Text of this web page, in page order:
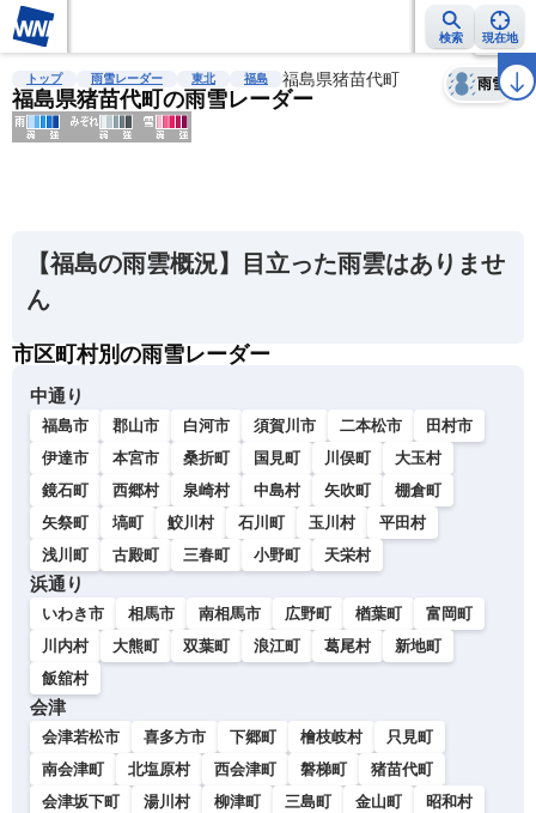
検索 現在地
雨雲レーダー 台風情報 地震情報 警報・注意報 2週間天気 ラ
トップ 雨雪レーダー 東北 福島 福島県猪苗代町
福島県猪苗代町の雨雪レーダー
雨雪
天気 台風
【福島の雨雲概況】目立った雨雲はありませ
ん
市区町村別の雨雪レーダー
中通り
福島市 郡山市 白河市 須賀川市 二本松市
田村市
伊達市
本宮市 桑折町 国見町 川俣町
大玉村
鏡石町
西郷村 泉崎村 中島村 矢吹町
棚倉町
矢祭町
塙町 鮫川村 石川町 玉川村
平田村
浅川町
古殿町 三春町 小野町 天栄村
浜通り
いわき市 相馬市 南相馬市 広野町 楢葉町
富岡町
川内村
大熊町 双葉町 浪江町 葛尾村
新地町
飯舘村
会津
会津若松市 喜多方市 下郷町 檜枝岐村
只見町
南会津町
北塩原村 西会津町 磐梯町
猪苗代町
会津坂下町
湯川村 柳津町 三島町 金山町
昭和村